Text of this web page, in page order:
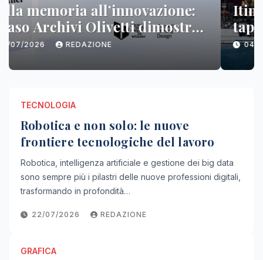
Itinerario in Sicilia orientale:
tappe imperdibili tra natura e
città d’arte
04/07/2026 REDAZIONE
TECNOLOGIA
Robotica e non solo: le nuove
frontiere tecnologiche del lavoro
Robotica, intelligenza artificiale e gestione dei big data
sono sempre più i pilastri delle nuove professioni digitali,
trasformando in profondità…
22/07/2026 REDAZIONE
GRAFICA